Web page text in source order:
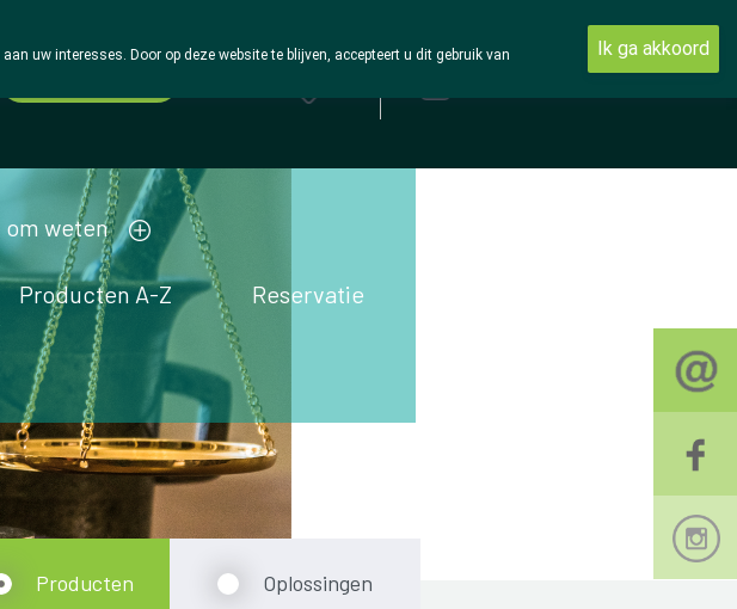
om weten
Producten A-Z Reservatie
Producten Oplossingen
uw interesses. Door op deze website te blijven, accepteert u dit gebruik van
Ik ga akkoord